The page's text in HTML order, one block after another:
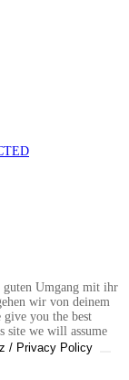
guten Umgang mit ihr
wir von deinem
give you the best
site we will assume
/ Privacy Policy